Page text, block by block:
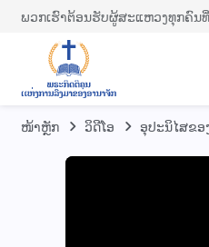
ພວກເຮົາຕ້ອນຮັບຜູ້ສະແຫວງທຸກຄົນ
ໜ້າຫຼັກ ​ວິ​ດີ​ໂອ ອຸປະນິໄສຂອ